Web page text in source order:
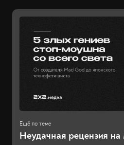
Неудачная рецензия